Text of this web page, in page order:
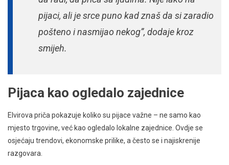
pijaci, ali je srce puno kad znaš da si zaradio
pošteno i nasmijao nekog”, dodaje kroz
smijeh.
Pijaca kao ogledalo zajednice
Elvirova priča pokazuje koliko su pijace važne – ne samo kao
mjesto trgovine, već kao ogledalo lokalne zajednice. Ovdje se
osjećaju trendovi, ekonomske prilike, a često se i najiskrenije
razgovara.